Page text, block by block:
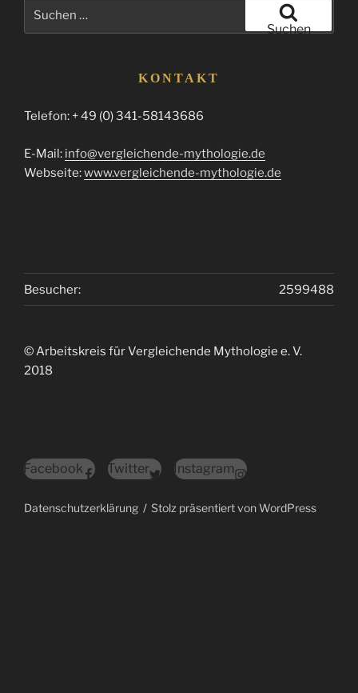
Suchen
KONTAKT
Telefon: + 49 (0) 341-58143686
E-Mail: info@vergleichende-mythologie.de
Webseite:www.vergleichende-mythologie.de
2599488
Besucher:
© Arbeitskreis für Vergleichende Mythologie e. V.
2018
Facebook Twitter Instagram
Datenschutzerklärung Stolz präsentiert von WordPress